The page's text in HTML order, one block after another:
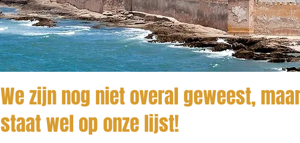
We zijn nog niet overal geweest,
staat wel op onze lijst!